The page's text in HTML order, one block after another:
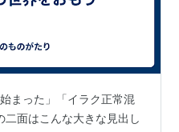
まった」「イラク正常混
面はこんな大きな見出し